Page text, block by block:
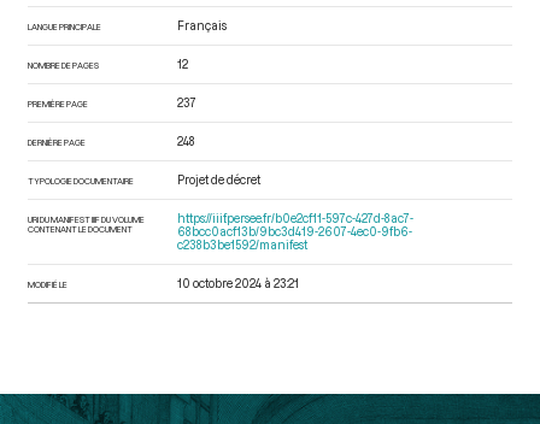
LANGUE PRINCIPALE Français
NOMBRE DE PAGES 12
PREMIÈRE PAGE 237
DERNIÈRE PAGE 248
TYPOLOGIE DOCUMENTAIRE Projet de décret
URI DU MANIFEST IIIF DU VOLUME
CONTENANT LE DOCUMENT
https://iiif.persee.fr/b0e2cf11-597c-427d-8ac7-
68bcc0acf13b/9bc3d419-2607-4ec0-9fb6-
c238b3be1592/manifest
MODIFIÉ LE 10 octobre 2024 à 23:21